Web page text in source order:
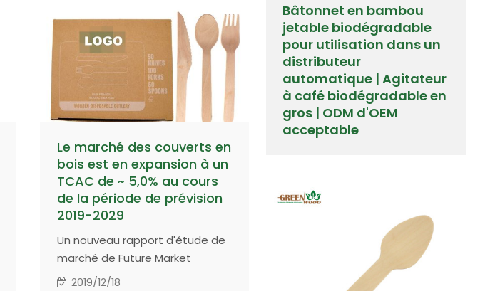
l'environnement.
Le marché des couverts en
bois est en expansion à un
TCAC de ~ 5,0% au cours
de la période de prévision
2019-2029
Un nouveau rapport d'étude de
marché de Future Market
Insights sur le marché des
2019/12/18
Bâtonnet en bambou
jetable biodégradable
pour utilisation dans un
distributeur
automatique | Agitateur
à café biodégradable en
gros | ODM d'OEM
acceptable